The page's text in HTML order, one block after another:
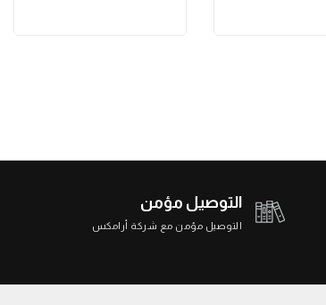
التوصيل مؤمن
التوصيل مؤمن مع شركة أرامكس